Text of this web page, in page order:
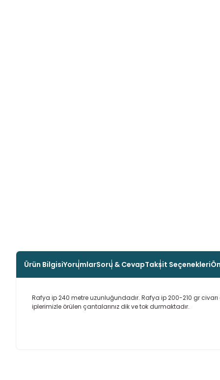
Ürün BilgisiYorumlarSoru & CevapTaksit Seçenekleri
Rafya ip 240 metre uzunluğundadır. Rafya ip 200-210 gr
iplerimizle örülen çantalarınız dik ve tok durmaktadır.
Bu ürünün fiyat bilgisi, resim, ürün açıklamalarında ve